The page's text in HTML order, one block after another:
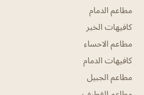
مطاعم الدمام
كافيهات الخبر
مطاعم الاحساء
كافيهات الدمام
مطاعم الجبيل